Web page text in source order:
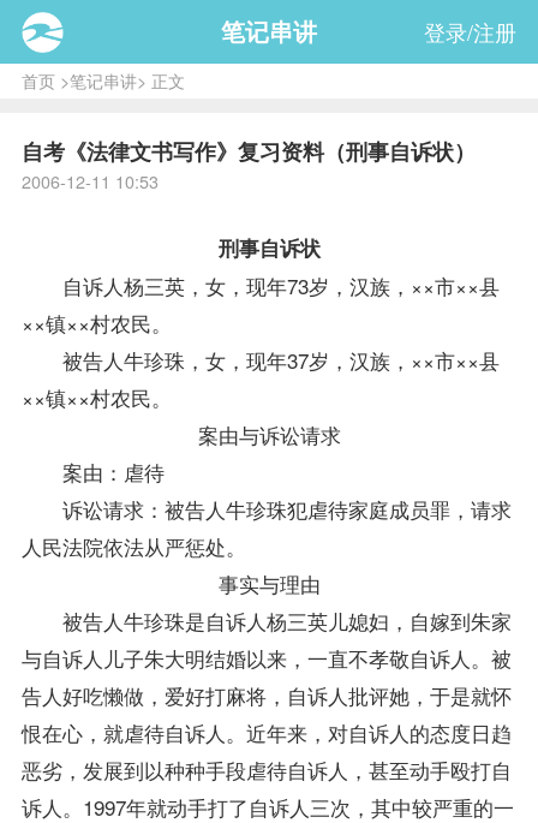
笔记串讲 登录/注册
首页>笔记串讲> 正文
自考《法律文书写作》复习资料（刑事自诉状）
2006-12-11 10:53
刑事自诉状
自诉人杨三英，女，现年73岁，汉族，××市××县
××镇××村农民。
被告人牛珍珠，女，现年37岁，汉族，××市××县
××镇××村农民。
案由与诉讼请求
案由：虐待
诉讼请求：被告人牛珍珠犯虐待家庭成员罪，请求
人民法院依法从严惩处。
事实与理由
被告人牛珍珠是自诉人杨三英儿媳妇，自嫁到朱家
与自诉人儿子朱大明结婚以来，一直不孝敬自诉人。被
告人好吃懒做，爱好打麻将，自诉人批评她，于是就怀
恨在心，就虐待自诉人。近年来，对自诉人的态度日趋
恶劣，发展到以种种手段虐待自诉人，甚至动手殴打自
诉人。1997年就动手打了自诉人三次，其中较严重的一